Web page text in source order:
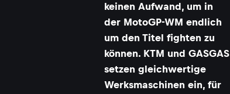
keinen Aufwand, um in
der MotoGP-WM endlich
um den Titel fighten zu
können. KTM und GASGAS
setzen gleichwertige
Werksmaschinen ein, für